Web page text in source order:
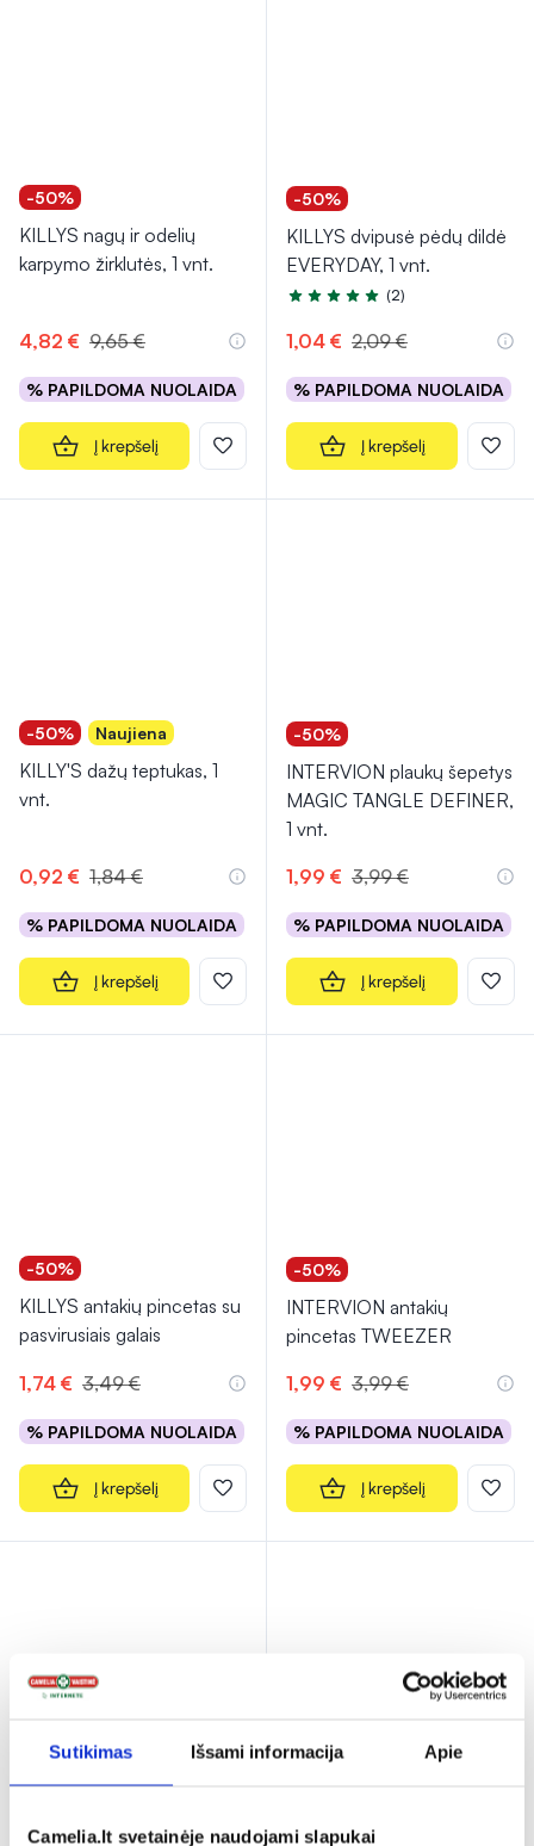
Sutikimas Išsami informacija Apie
Camelia.lt svetainėje naudojami slapukai
-50%
KILLYS nagų ir odelių
karpymo žirklutės, 1 vnt.
4,82 € 9,65 €
% PAPILDOMA NUOLAIDA
Į krepšelį
-50%
KILLYS dvipusė pėdų dildė
EVERYDAY, 1 vnt.
Įvertinimas 4.5 iš 5
(2)
1,04 € 2,09 €
% PAPILDOMA NUOLAIDA
Į krepšelį
-50% Naujiena
KILLY'S dažų teptukas, 1
vnt.
0,92 € 1,84 €
% PAPILDOMA NUOLAIDA
Į krepšelį
-50%
INTERVION plaukų šepetys
MAGIC TANGLE DEFINER,
1 vnt.
1,99 € 3,99 €
% PAPILDOMA NUOLAIDA
Į krepšelį
-50%
KILLYS antakių pincetas su
pasvirusiais galais
1,74 € 3,49 €
% PAPILDOMA NUOLAIDA
Į krepšelį
-50%
INTERVION antakių
pincetas TWEEZER
1,99 € 3,99 €
% PAPILDOMA NUOLAIDA
Į krepšelį
profesionalams, bananas: